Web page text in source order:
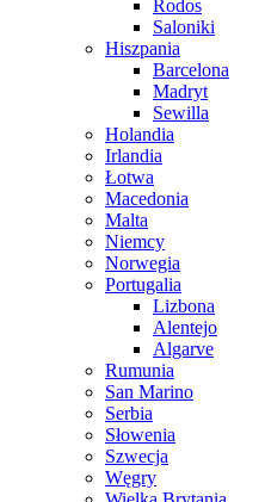
Rodos
Saloniki
Hiszpania
Barcelona
Madryt
Sewilla
Holandia
Irlandia
Łotwa
Macedonia
Malta
Niemcy
Norwegia
Portugalia
Lizbona
Alentejo
Algarve
Rumunia
San Marino
Serbia
Słowenia
Szwecja
Węgry